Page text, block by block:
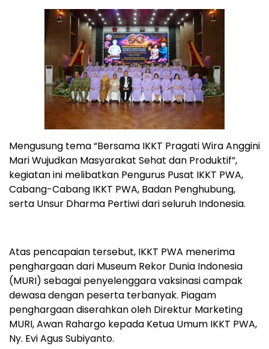
Mengusung tema “Bersama IKKT Pragati Wira Anggini
Mari Wujudkan Masyarakat Sehat dan Produktif”,
kegiatan ini melibatkan Pengurus Pusat IKKT PWA,
Cabang-Cabang IKKT PWA, Badan Penghubung,
serta Unsur Dharma Pertiwi dari seluruh Indonesia.
Atas pencapaian tersebut, IKKT PWA menerima
penghargaan dari Museum Rekor Dunia Indonesia
(MURI) sebagai penyelenggara vaksinasi campak
dewasa dengan peserta terbanyak. Piagam
penghargaan diserahkan oleh Direktur Marketing
MURI, Awan Rahargo kepada Ketua Umum IKKT PWA,
Ny. Evi Agus Subiyanto.